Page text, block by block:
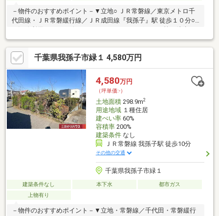
－物件のおすすめポイント－▼立地○ ＪＲ常磐線／東京メトロ千
代田線・ＪＲ常磐緩行線／ＪＲ成田線『我孫子』駅 徒歩１０分○
０分圏内に有、生活利便性の高い立地です▼土地の特徴○ 建築条
件付き売地ではございません お好きなハウスメーカー・工務店
にて建築可能です○ 引渡即可（残代金清算後）▼周辺環境○ セブ
ンイレブン我孫子並木５丁目店まで約５４０ｍ（徒歩７分）○ イ
トーヨーカドー我孫子南口店まで約７３０ｍ（徒歩１０分）○ く
すりの福太郎我孫子店まで約８００ｍ（徒歩１０分）
千葉県我孫子市緑１ 4,580万円
4,580万円
（坪単価:-）
土地面積298.9m2
用途地域１種住居
建ぺい率60%
容積率200%
建築条件なし
ＪＲ常磐線 我孫子駅 徒歩10分
その他の交通
千葉県我孫子市緑１
建築条件なし 本下水
都市ガス
上物有り
－物件のおすすめポイント－▼立地・常磐線／千代田・常磐緩行